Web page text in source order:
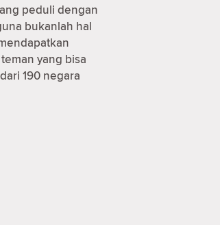
peduli dengan
bukanlah hal
yang bisa
190 negara